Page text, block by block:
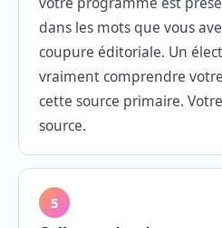
dans les mots que vous
coupure éditoriale. Un
vraiment comprendre
cette source primaire.
source.
5